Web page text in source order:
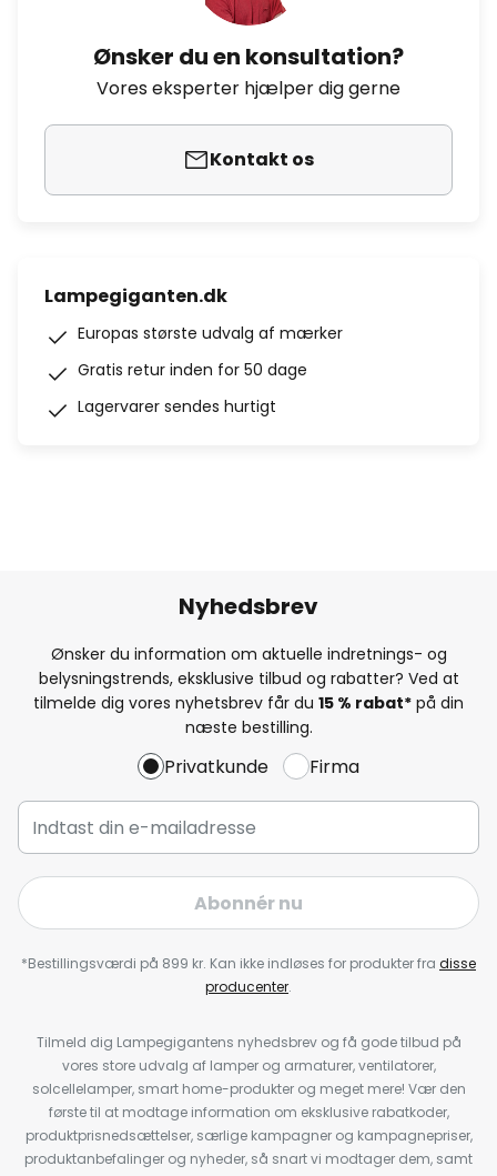
Ønsker du en konsultation?
Vores eksperter hjælper dig gerne
Kontakt os
Lampegiganten.dk
Europas største udvalg af mærker
Gratis retur inden for 50 dage
Lagervarer sendes hurtigt
Nyhedsbrev
Ønsker du information om aktuelle indretnings- og
belysningstrends, eksklusive tilbud og rabatter? Ved at
tilmelde dig vores nyhetsbrev får du 15 % rabat* på din
næste bestilling.
Privatkunde Firma
Abonnér nu
*Bestillingsværdi på 899 kr. Kan ikke indløses for produkter fra disse
producenter.
Tilmeld dig Lampegigantens nyhedsbrev og få gode tilbud på
vores store udvalg af lamper og armaturer, ventilatorer,
solcellelamper, smart home-produkter og meget mere! Vær den
første til at modtage information om eksklusive rabatkoder,
produktprisnedsættelser, særlige kampagner og kampagnepriser,
produktanbefalinger og nyheder, så snart vi modtager dem, samt